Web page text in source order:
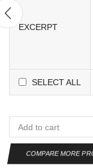
EXCERPT
SELECT ALL
COMPARE MORE